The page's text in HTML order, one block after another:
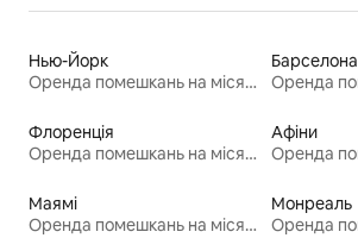
Нью-Йорк
Оренда помешкань на місяць
Барселона
Флоренція
Оренда помешкань на місяць
Афіни
Маямі
Оренда помешкань на місяць
Монреаль